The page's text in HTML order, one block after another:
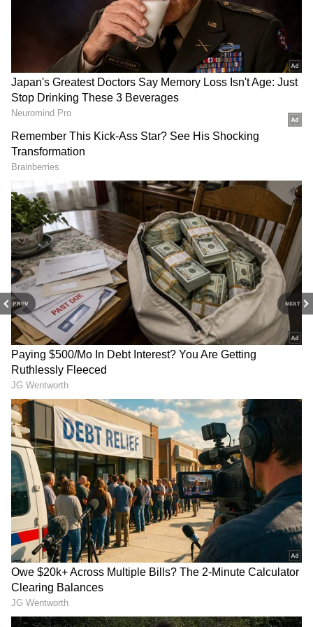
PREV NEXT
DOWNLOAD APP
RECOMMENDED STORIES
Blood River: தண்ணி
இல்ல, ரத்தம் ஓடுற ஆறு
நம்ம நாட்டுல எங்க
இருக்கு தெரியுமா?
Mullaperiyar Dam:
முல்லைப்பெரியாறு
அணை திறப்பு!
தமிழகத்திற்கு வருகிறது
தண்ணீர்.!